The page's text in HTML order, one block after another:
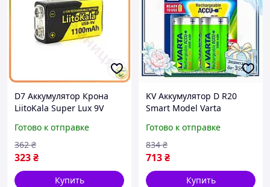
D7 Аккумулятор Крона
LiitoKala Super Lux 9V
электроники батарея
питания для устройств
MOD58L
Готово к отправке
323₴
362 ₴
Купить
KV Аккумулятор D R20
Smart Model Varta
1.2V 3000 мАч для
игрушек и электроники
99/KVI
Готово к отправке
713₴
834 ₴
Купить